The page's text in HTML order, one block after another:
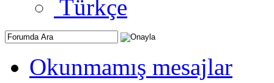
Türkçe
Okunmamış mesajlar